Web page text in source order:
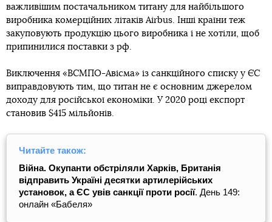
важливішим постачальником титану для найбільшого
виробника комерційних літаків Airbus. Інші країни теж
закуповують продукцію цього виробника і не хотіли, щоб
припинилися поставки з рф.
Виключення «ВСМПО-Авісма» із санкційного списку у ЄС
виправдовують тим, що титан не є основним джерелом
доходу для російської економіки. У 2020 році експорт
становив $415 мільйонів.
Читайте також:
Війна. Окупанти обстріляли Харків, Британія
відправить Україні десятки артилерійських
установок, а ЄС увів санкції проти росії. День 149:
онлайн «Бабеля»